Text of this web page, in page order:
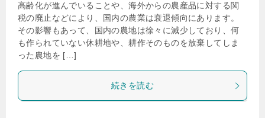
高齢化が進んでいることや、海外からの農産品に対する関
税の廃止などにより、国内の農業は衰退傾向にあります。
その影響もあって、国内の農地は徐々に減少しており、何
も作られていない休耕地や、耕作そのものを放棄してしま
った農地を […]
続きを読む